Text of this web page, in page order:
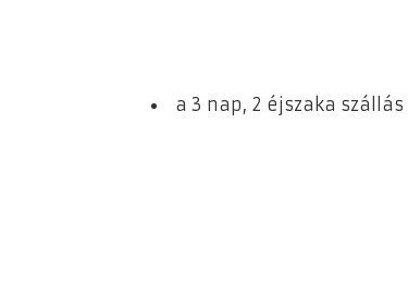
a 3 nap, 2 éjszaka